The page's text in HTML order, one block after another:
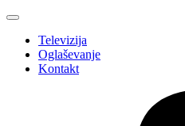
Televizija
Oglaševanje
Kontakt